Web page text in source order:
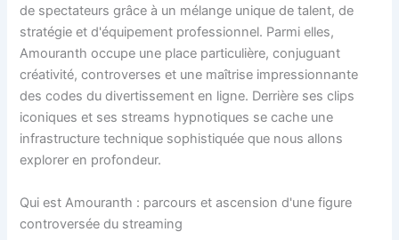
de spectateurs grâce à un mélange unique de talent, de
stratégie et d'équipement professionnel. Parmi elles,
Amouranth occupe une place particulière, conjuguant
créativité, controverses et une maîtrise impressionnante
des codes du divertissement en ligne. Derrière ses clips
iconiques et ses streams hypnotiques se cache une
infrastructure technique sophistiquée que nous allons
explorer en profondeur.
Qui est Amouranth : parcours et ascension d'une figure
controversée du streaming